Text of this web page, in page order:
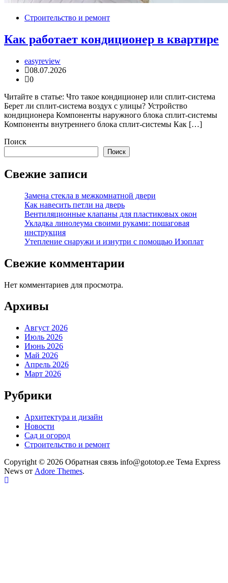
Строительство и ремонт
Как работает кондиционер в квартире
easyreview
08.07.2026
0
Читайте в статье: Что такое кондиционер или сплит-система
Берет ли сплит-система воздух с улицы? Устройство
кондиционера Компоненты наружного блока сплит-системы
Компоненты внутреннего блока сплит-системы Как […]
Поиск
Поиск
Свежие записи
Замена стекла в межкомнатной двери
Как навесить петли на дверь
Вентиляционные клапаны для пластиковых окон
Укладка линолеума своими руками: пошаговая
инструкция
Утепление снаружи и изнутри с помощью Изоплат
Свежие комментарии
Нет комментариев для просмотра.
Архивы
Август 2026
Июль 2026
Июнь 2026
Май 2026
Апрель 2026
Март 2026
Рубрики
Архитектура и дизайн
Новости
Сад и огород
Строительство и ремонт
Copyright © 2026 Обратная связь info@gototop.ee Тема Express
News от Adore Themes.